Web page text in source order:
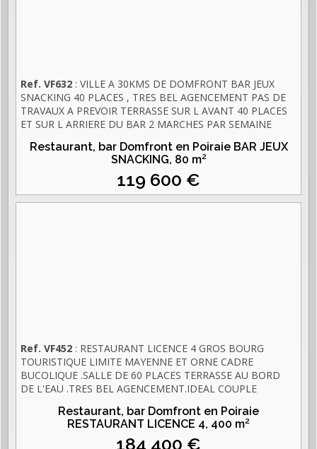
Ref. VF632 : VILLE A 30KMS DE DOMFRONT BAR JEUX
SNACKING 40 PLACES , TRES BEL AGENCEMENT PAS DE
TRAVAUX A PREVOIR TERRASSE SUR L AVANT 40 PLACES
ET SUR L ARRIERE DU BAR 2 MARCHES PAR SEMAINE
LA BRASSERIE AFFAIRE A SAISIR
Restaurant, bar Domfront en Poiraie BAR JEUX
SNACKING, 80 m²
119 600 €
Ref. VF452 : RESTAURANT LICENCE 4 GROS BOURG
TOURISTIQUE LIMITE MAYENNE ET ORNE CADRE
BUCOLIQUE .SALLE DE 60 PLACES TERRASSE AU BORD
DE L'EAU .TRES BEL AGENCEMENT.IDEAL COUPLE
Restaurant, bar Domfront en Poiraie
RESTAURANT LICENCE 4, 400 m²
184 400 €